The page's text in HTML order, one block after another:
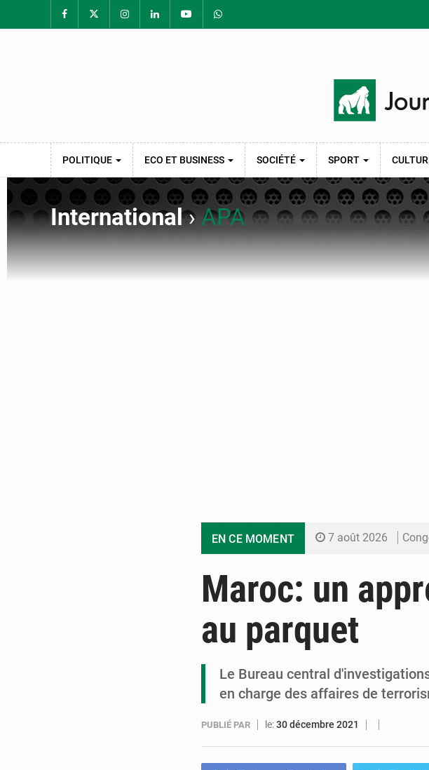
POLITIQUE ECO ET BUSINESS SOCIÉTÉ SPORT
International›APA
EN CE MOMENT 7 août 2026
7 août 2026
7 août 2026
Maroc: un
au parquet
Le Bureau central
en charge des affaires de
PUBLIÉ PAR le:30 décembre 2021